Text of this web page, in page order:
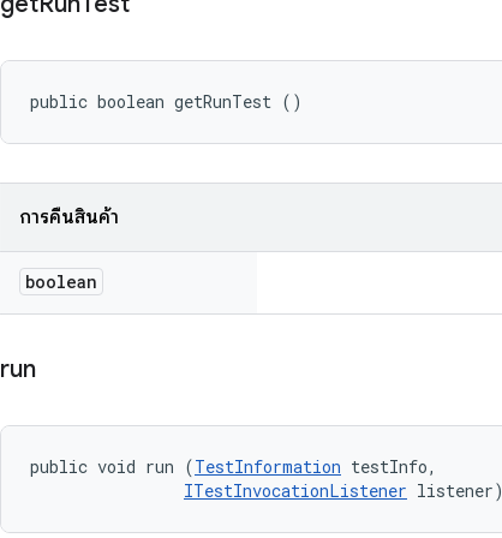
public boolean getRunTest ()
การคืนสินค้า
boolean
run
public void run (TestInformation testInfo,
ITestInvocationListener listener)